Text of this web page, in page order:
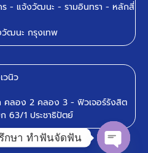
ร - แจ้งวัฒนะ - รามอินทรา - หลักสี่
ฒนะ กรุงเทพ
วนิว
คลอง 2 คลอง 3 - ฟิวเจอร์รังสิต
63/1 ประชาธิปัตย์
กษา ทำฟันจัดฟัน